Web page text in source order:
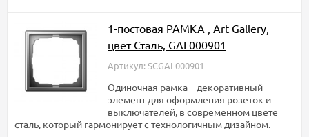
1-постовая РАМКА , Art Gallery,
цвет Сталь, GAL000901
Артикул: SCGAL000901
Одиночная рамка – декоративный
элемент для оформления розеток и
выключателей, в современном цвете
сталь, который гармонирует с технологичным дизайном.